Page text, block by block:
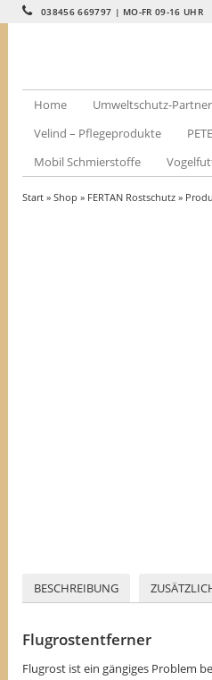
038456 669797 | MO-FR 09-16 UHR
Home Umweltschutz-Partner
Velind – Pflegeprodukte
Mobil Schmierstoffe
Start » Shop » FERTAN Rostschutz »
BESCHREIBUNG
Flugrostentferner
Flugrost ist ein gängiges Problem